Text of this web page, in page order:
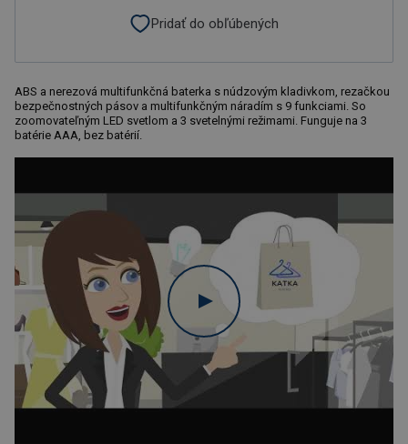
Pridať do obľúbených
ABS a nerezová multifunkčná baterka s núdzovým kladivkom, rezačkou
bezpečnostných pásov a multifunkčným náradím s 9 funkciami. So
zoomovateľným LED svetlom a 3 svetelnými režimami. Funguje na 3
batérie AAA, bez batérií.